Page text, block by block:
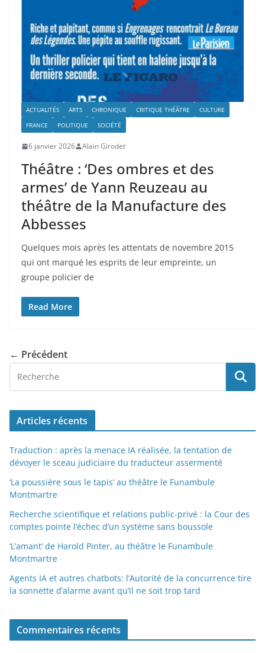
ACTUALITÉS ARTS CHRONIQUE CRITIQUE THÉÂTRE
CULTURE
FRANCE
POLITIQUE SOCIÉTÉ
6 janvier 2026 Alain Girodet
Théâtre : ‘Des ombres et des
armes’ de Yann Reuzeau au
théâtre de la Manufacture des
Abbesses
Quelques mois après les attentats de novembre 2015
qui ont marqué les esprits de leur empreinte, un
groupe policier de
Read More
← Précédent
Articles récents
Traduction : après la menace IA réalisée, la tentation de
dévoyer le sceau judiciaire du traducteur assermenté
‘La poussière sous le tapis’ au théâtre le Funambule
Montmartre
Recherche scientifique et relations public-privé : la Cour des
comptes pointe l’échec d’un système sans boussole
‘L’amant’ de Harold Pinter, au théâtre le Funambule
Montmartre
Agents IA et autres chatbots: l’Autorité de la concurrence tire
la sonnette d’alarme avant qu’il ne soit trop tard
Commentaires récents